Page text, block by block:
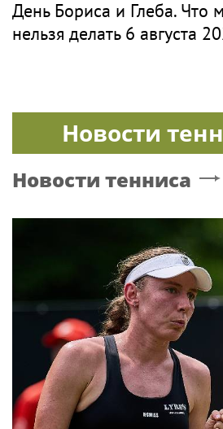
День Бориса и Глеба. Что
нельзя делать 6 августа
Новости
Новости тенниса